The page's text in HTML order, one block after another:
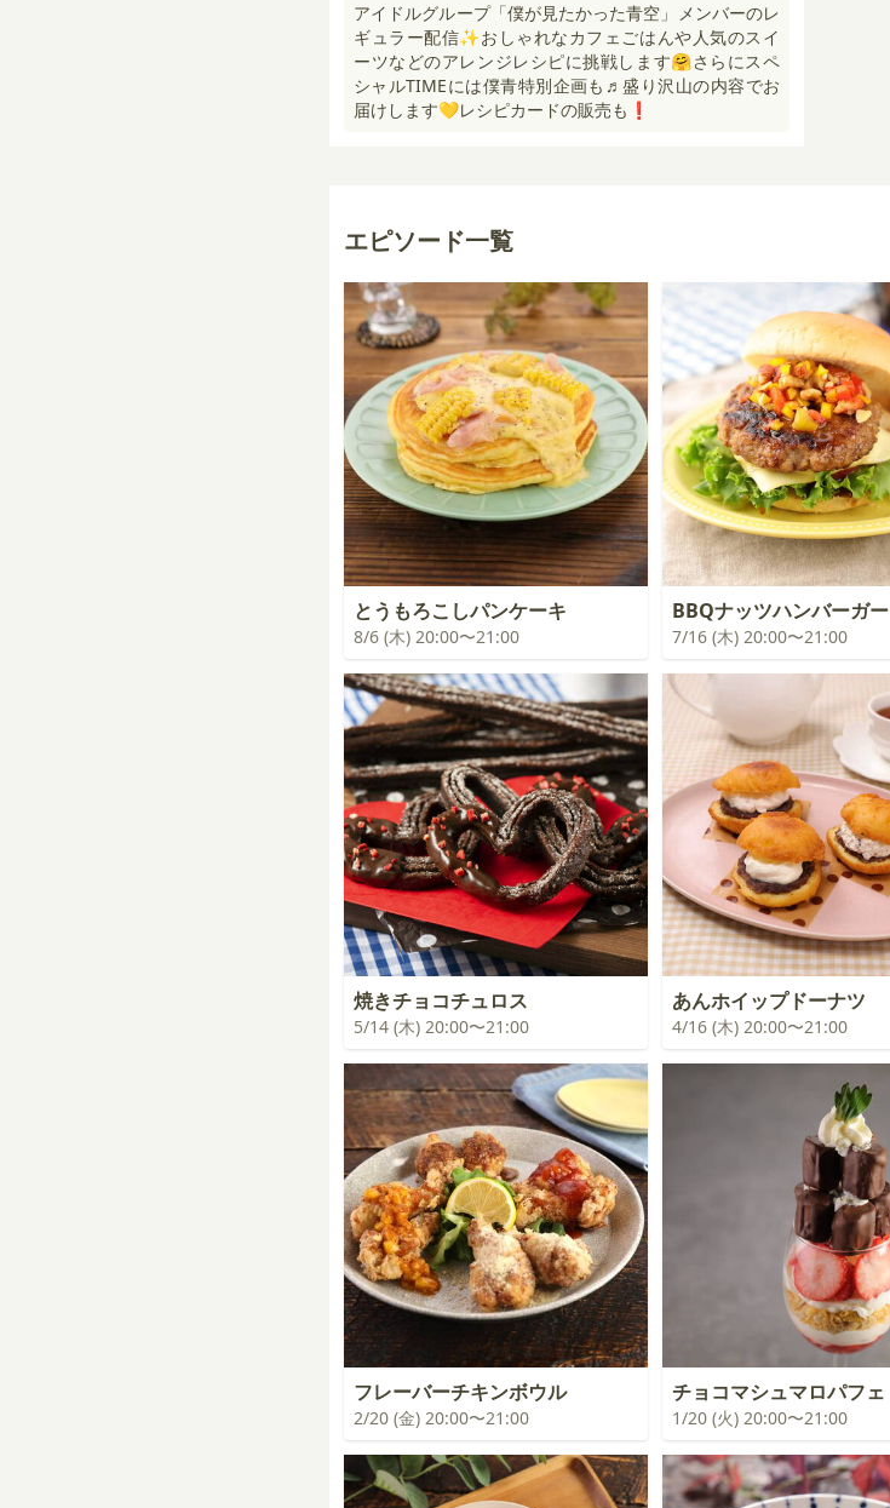
アイドルグループ「僕が見たかった青空」メンバーのレ
ギュラー配信✨おしゃれなカフェごはんや人気のスイ
ーツなどのアレンジレシピに挑戦します🤗さらにスペ
シャルTIMEには僕青特別企画も♬盛り沢山の内容でお
届けします💛レシピカードの販売も❗️
エピソード一覧
とうもろこしパンケーキ
8/6 (木) 20:00〜21:00
BBQナッツハンバーガー
7/16 (木) 20:00〜21:00
焼きチョコチュロス
5/14 (木) 20:00〜21:00
あんホイップドーナツ
4/16 (木) 20:00〜21:00
フレーバーチキンボウル
2/20 (金) 20:00〜21:00
チョコマシュマロパフェ
1/20 (火) 20:00〜21:00